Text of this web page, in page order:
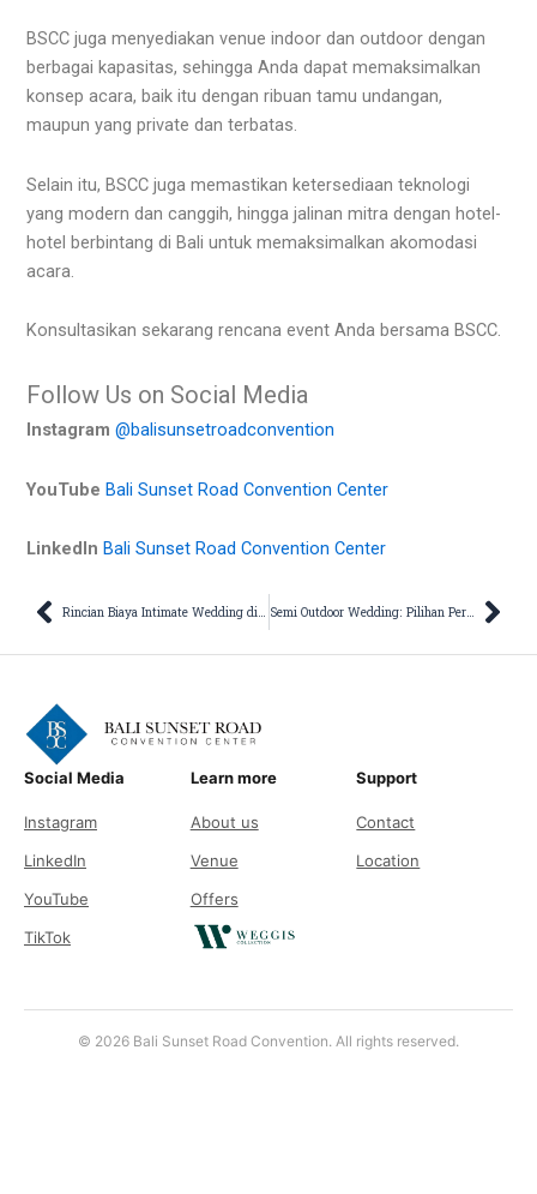
BSCC juga menyediakan venue indoor dan outdoor dengan
berbagai kapasitas, sehingga Anda dapat memaksimalkan
konsep acara, baik itu dengan ribuan tamu undangan,
maupun yang private dan terbatas.
Selain itu, BSCC juga memastikan ketersediaan teknologi
yang modern dan canggih, hingga jalinan mitra dengan hotel-
hotel berbintang di Bali untuk memaksimalkan akomodasi
acara.
Konsultasikan sekarang rencana event Anda bersama BSCC.
Follow Us on Social Media
Instagram @balisunsetroadconvention
YouTube Bali Sunset Road Convention Center
LinkedIn Bali Sunset Road Convention Center
Prev Semi Outdoor Wedding: Pilihan Pernikahan Sakral yang Tak Terlupakan
Social Media
Instagram
LinkedIn
YouTube
TikTok
Learn more
About us
Venue
Offers
Support
Contact
Location
© 2026 Bali Sunset Road Convention. All rights reserved.